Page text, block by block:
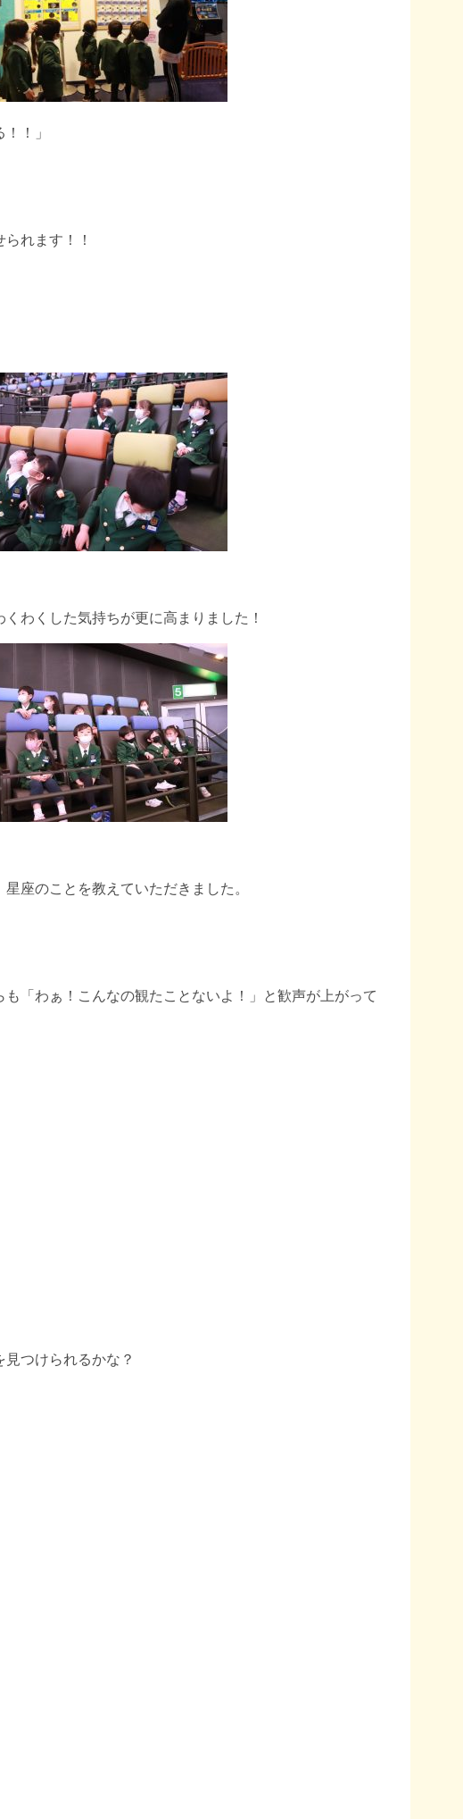
！」
れます！！
わくした気持ちが更に高まりました！
座のことを教えていただきました。
「わぁ！こんなの観たことないよ！」と歓声が上がって
つけられるかな？